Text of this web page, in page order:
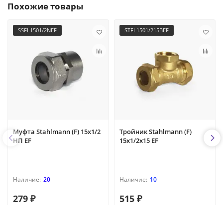
Похожие товары
SSFL1501/2NEF
Муфта Stahlmann (F) 15х1/2
НП EF
20
279 ₽
STFL1501/215BEF
Тройник Stahlmann (F)
15х1/2х15 EF
10
515 ₽